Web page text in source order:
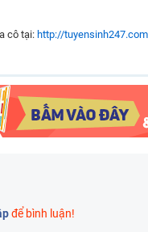
cô tại: http://
để bình luận!